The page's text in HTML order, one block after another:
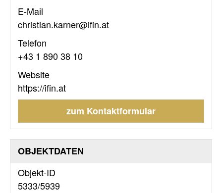
E-Mail
christian.karner@ifin.at
Telefon
+43 1 890 38 10
Website
https://ifin.at
zum Kontaktformular
OBJEKTDATEN
Objekt-ID
5333/5939